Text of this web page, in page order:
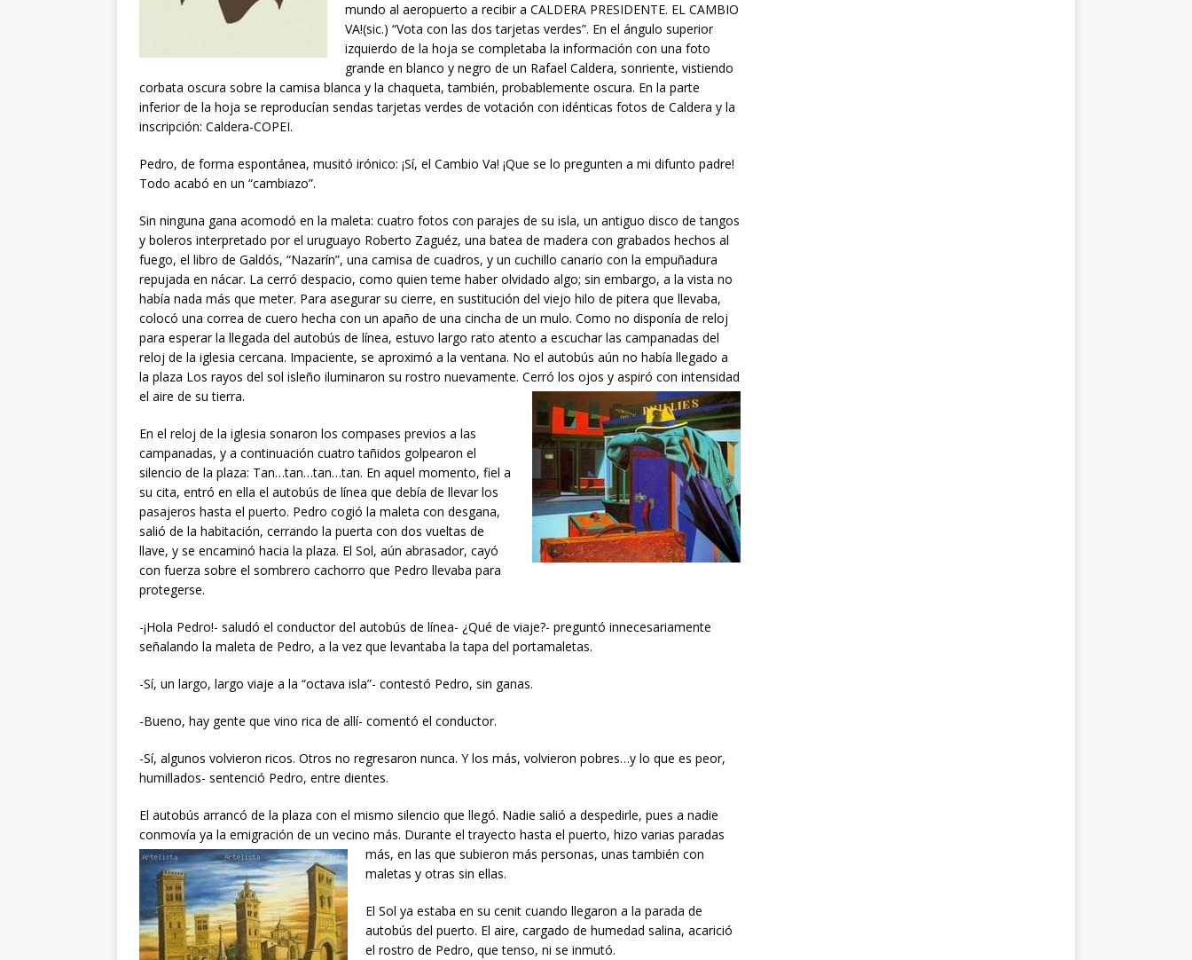
mundo al aeropuerto a recibir a CALDERA PRESIDENTE. EL CAMBIO
VA!(sic.) “Vota con las dos tarjetas verdes”. En el ángulo superior
izquierdo de la hoja se completaba la información con una foto
grande en blanco y negro de un Rafael Caldera, sonriente, vistiendo
corbata oscura sobre la camisa blanca y la chaqueta, también, probablemente oscura. En la parte
inferior de la hoja se reproducían sendas tarjetas verdes de votación con idénticas fotos de Caldera y la
inscripción: Caldera-COPEI.
Pedro, de forma espontánea, musitó irónico: ¡Sí, el Cambio Va! ¡Que se lo pregunten a mi difunto padre!
Todo acabó en un “cambiazo”.
Sin ninguna gana acomodó en la maleta: cuatro fotos con parajes de su isla, un antiguo disco de tangos
y boleros interpretado por el uruguayo Roberto Zaguéz, una batea de madera con grabados hechos al
fuego, el libro de Galdós, “Nazarín”, una camisa de cuadros, y un cuchillo canario con la empuñadura
repujada en nácar. La cerró despacio, como quien teme haber olvidado algo; sin embargo, a la vista no
había nada más que meter. Para asegurar su cierre, en sustitución del viejo hilo de pitera que llevaba,
colocó una correa de cuero hecha con un apaño de una cincha de un mulo. Como no disponía de reloj
para esperar la llegada del autobús de línea, estuvo largo rato atento a escuchar las campanadas del
reloj de la iglesia cercana. Impaciente, se aproximó a la ventana. No el autobús aún no había llegado a
la plaza Los rayos del sol isleño iluminaron su rostro nuevamente. Cerró los ojos y aspiró con intensidad
el aire de su tierra.
En el reloj de la iglesia sonaron los compases previos a las
campanadas, y a continuación cuatro tañidos golpearon el
silencio de la plaza: Tan…tan…tan…tan. En aquel momento, fiel a
su cita, entró en ella el autobús de línea que debía de llevar los
pasajeros hasta el puerto. Pedro cogió la maleta con desgana,
salió de la habitación, cerrando la puerta con dos vueltas de
llave, y se encaminó hacia la plaza. El Sol, aún abrasador, cayó
con fuerza sobre el sombrero cachorro que Pedro llevaba para
protegerse.
-¡Hola Pedro!- saludó el conductor del autobús de línea- ¿Qué de viaje?- preguntó innecesariamente
señalando la maleta de Pedro, a la vez que levantaba la tapa del portamaletas.
-Sí, un largo, largo viaje a la “octava isla”- contestó Pedro, sin ganas.
-Bueno, hay gente que vino rica de allí- comentó el conductor.
-Sí, algunos volvieron ricos. Otros no regresaron nunca. Y los más, volvieron pobres…y lo que es peor,
humillados- sentenció Pedro, entre dientes.
El autobús arrancó de la plaza con el mismo silencio que llegó. Nadie salió a despedirle, pues a nadie
conmovía ya la emigración de un vecino más. Durante el trayecto hasta el puerto, hizo varias paradas
más, en las que subieron más personas, unas también con
maletas y otras sin ellas.
El Sol ya estaba en su cenit cuando llegaron a la parada de
autobús del puerto. El aire, cargado de humedad salina, acarició
el rostro de Pedro, que tenso, ni se inmutó.